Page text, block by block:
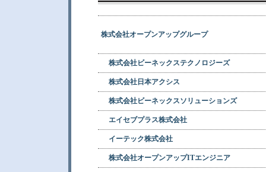
株式会社オープンアップグループ
株式会社ビーネックステクノロジーズ
株式会社日本アクシス
株式会社ビーネックスソリューションズ
エイセブプラス株式会社
イーテック株式会社
株式会社オープンアップITエンジニア